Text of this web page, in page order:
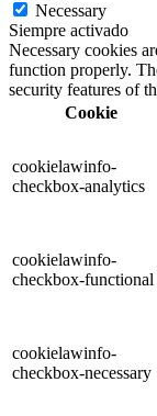
Necessary
Siempre activado
Necessary cookies
function properly.
security features of
Cookie
cookielawinfo-
checkbox-analytics
cookielawinfo-
checkbox-functional
cookielawinfo-
checkbox-necessary